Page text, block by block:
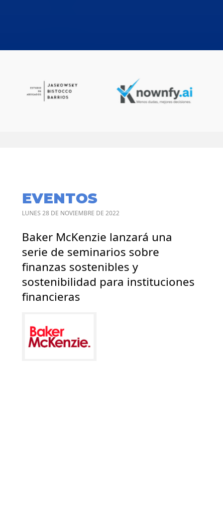
EVENTOS
LUNES 28 DE NOVIEMBRE DE 2022
Baker McKenzie lanzará una
serie de seminarios sobre
finanzas sostenibles y
sostenibilidad para instituciones
financieras